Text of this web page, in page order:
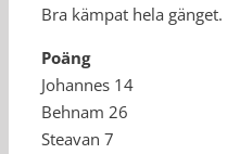
Bra kämpat hela gänget.
Poäng
Johannes 14
Behnam 26
Steavan 7